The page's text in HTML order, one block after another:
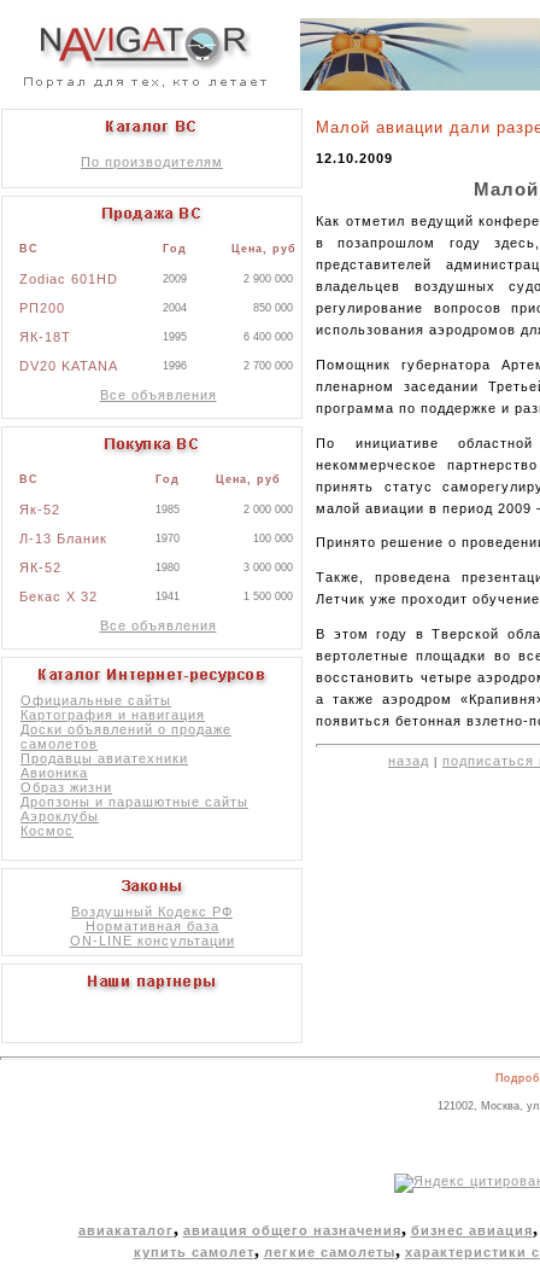
По производителям
ВС Год Цена, руб
Zodiac 601HD 2009 2 900 000
РП200 2004 850 000
ЯК-18Т 1995 6 400 000
DV20 KATANA 1996 2 700 000
Все объявления
ВС Год Цена, руб
Як-52 1985 2 000 000
Л-13 Бланик 1970 100 000
ЯК-52 1980 3 000 000
Бекас X 32 1941 1 500 000
Все объявления
Официальные сайты
Картография и навигация
Доски объявлений о продаже
самолетов
Продавцы авиатехники
Авионика
Образ жизни
Дропзоны и парашютные сайты
Аэроклубы
Космос
Воздушный Кодекс РФ
Нормативная база
ON-LINE консультации
Малой авиации дали
12.10.2009
Как отметил ведущий
в позапрошлом году
представителей
владельцев воздушных
регулирование вопросов
использования аэродромов
Помощник губернатора
пленарном заседании
программа по поддержке и
По инициативе
некоммерческое
принять статус
малой авиации в период
Принято решение о
Также, проведена
Летчик уже проходит
В этом году в Тверской
вертолетные площадки во
восстановить четыре
а также аэродром
появиться бетонная
назад подписаться
121002, Москва,
авиакаталог, авиация общего назначения, бизнес авиация
купить самолет, легкие самолеты, характеристики